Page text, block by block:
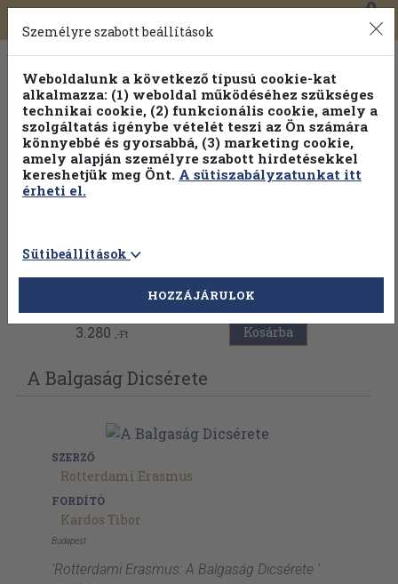
Toggle
navigation
0
Válogasson több mint 30 000 kötet közül
Hobbi témakörökben20% kedvezménnyel!
Vissza az előző oldalra
3.280 ,-Ft Kosárba
A Balgaság Dicsérete
SZERZŐ
Rotterdami Erasmus
FORDÍTÓ
Kardos Tibor
Budapest
'Rotterdami Erasmus: A Balgaság Dicsérete '
Személyre szabott beállítások
Weboldalunk a következő típusú cookie-kat
alkalmazza: (1) weboldal működéséhez szükséges
technikai cookie, (2) funkcionális cookie, amely a
szolgáltatás igénybe vételét teszi az Ön számára
könnyebbé és gyorsabbá, (3) marketing cookie,
amely alapján személyre szabott hirdetésekkel
kereshetjük meg Önt. A sütiszabályzatunkat itt
érheti el.
Sütibeállítások
HOZZÁJÁRULOK